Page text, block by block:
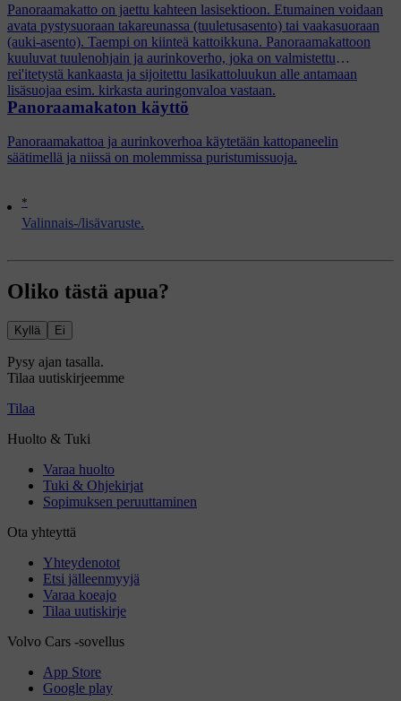
*
Valinnais-/lisävaruste.
Panoraamakatto on jaettu kahteen lasisektioon. Etumainen voidaan
avata pystysuoraan takareunassa (tuuletusasento) tai vaakasuoraan
(auki-asento). Taempi on kiinteä kattoikkuna. Panoraamakattoon
kuuluvat tuulenohjain ja aurinkoverho, joka on valmistettu
rei'itetystä kankaasta ja sijoitettu lasikattoluukun alle antamaan
lisäsuojaa esim. kirkasta auringonvaloa vastaan.
Panoraamakaton käyttö
Panoraamakattoa ja aurinkoverhoa käytetään kattopaneelin
säätimellä ja niissä on molemmissa puristumissuoja.
Oliko tästä apua?
Kyllä Ei